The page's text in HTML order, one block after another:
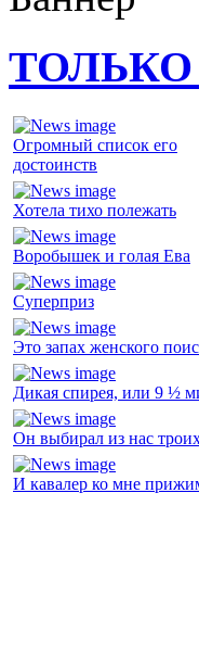
Огромный список его
достоинств
Хотела тихо полежать
Воробышек и голая Ева
Суперприз
Это запах женского
Дикая спирея, или 9 ½
Он выбирал из нас
И кавалер ко мне